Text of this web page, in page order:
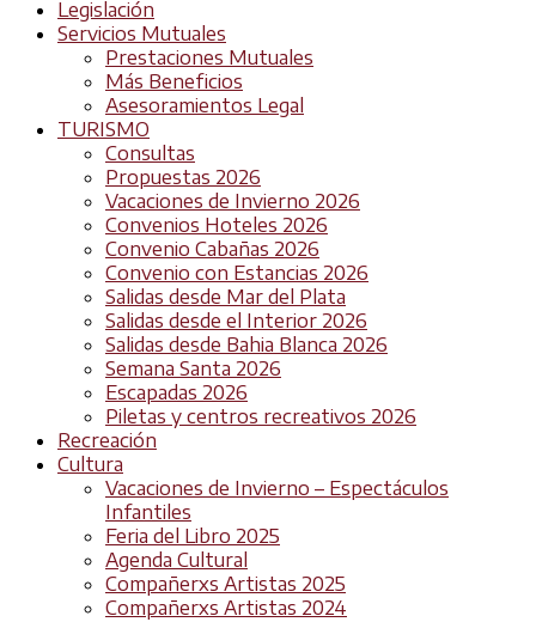
Legislación
Servicios Mutuales
Prestaciones Mutuales
Más Beneficios
Asesoramientos Legal
TURISMO
Consultas
Propuestas 2026
Vacaciones de Invierno 2026
Convenios Hoteles 2026
Convenio Cabañas 2026
Convenio con Estancias 2026
Salidas desde Mar del Plata
Salidas desde el Interior 2026
Salidas desde Bahia Blanca 2026
Semana Santa 2026
Escapadas 2026
Piletas y centros recreativos 2026
Recreación
Cultura
Vacaciones de Invierno – Espectáculos
Infantiles
Feria del Libro 2025
Agenda Cultural
Compañerxs Artistas 2025
Compañerxs Artistas 2024